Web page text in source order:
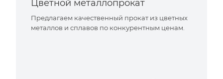
Цветной металлопрокат
Предлагаем качественный прокат из цветных
металлов и сплавов по конкурентным ценам.